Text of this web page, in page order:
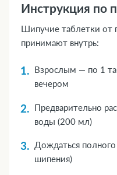
Инструкция по
Шипучие таблетки от
принимают внутрь:
Взрослым — по 1
вечером
Предварительно
воды (200 мл)
Дождаться
шипения)